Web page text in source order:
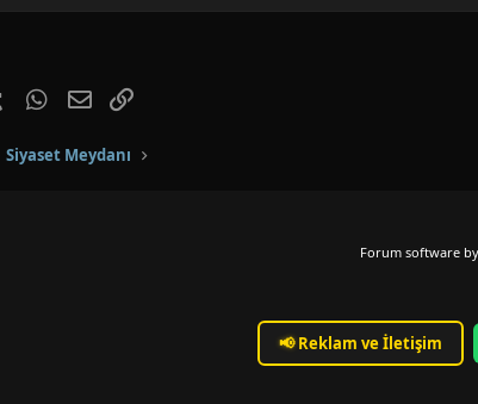
Tumblr WhatsApp
E-postaLink
Siyaset Meydanı
Forum software
📢Reklam ve İletişim